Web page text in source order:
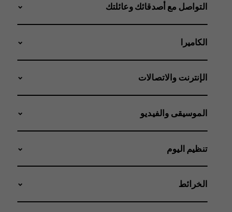
التواصل مع أصدقائك وعائلتك
الكاميرا
الإنترنت والاتصالات
الموسيقى والفيديو
تنظيم اليوم
الخرائط